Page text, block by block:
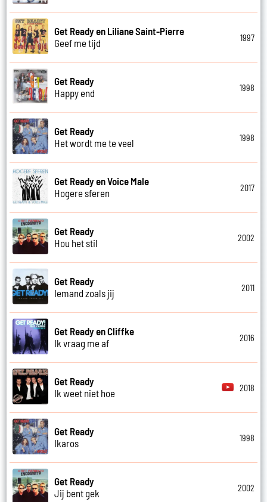
Get Ready en Liliane Saint-Pierre
Geef me tijd
1997
Get Ready
Happy end
1998
Get Ready
Het wordt me te veel
1998
Get Ready en Voice Male
Hogere sferen
2017
Get Ready
Hou het stil
2002
Get Ready
Iemand zoals jij
2011
Get Ready en Cliffke
Ik vraag me af
2016
Get Ready
Ik weet niet hoe
2018
Get Ready
Ikaros
1998
Get Ready
Jij bent gek
2002